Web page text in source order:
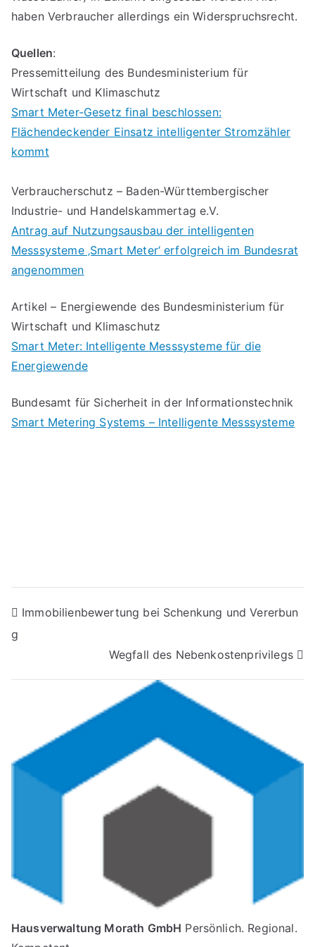
haben Verbraucher allerdings ein Widerspruchsrecht.
Quellen:
Pressemitteilung des Bundesministerium für
Wirtschaft und Klimaschutz
Smart Meter-Gesetz final beschlossen:
Flächendeckender Einsatz intelligenter Stromzähler
kommt
Verbraucherschutz – Baden-Württembergischer
Industrie- und Handelskammertag e.V.
Antrag auf Nutzungsausbau der intelligenten
Messsysteme ‚Smart Meter‘ erfolgreich im Bundesrat
angenommen
Artikel – Energiewende des Bundesministerium für
Wirtschaft und Klimaschutz
Smart Meter: Intelligente Messsysteme für die
Energiewende
Bundesamt für Sicherheit in der Informationstechnik
Smart Metering Systems – Intelligente Messsysteme
Beitragsnavigation
Immobilienbewertung bei Schenkung und Vererbun
g
Wegfall des Nebenkostenprivilegs
Hausverwaltung Morath GmbH Persönlich. Regional.